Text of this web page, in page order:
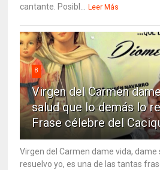
cantante. Posibl... Leer Más
8
Virgen del Carmen
salud que lo demás lo
Frase célebre del
Virgen del Carmen dame vida, dame
resuelvo yo, es una de las tantas